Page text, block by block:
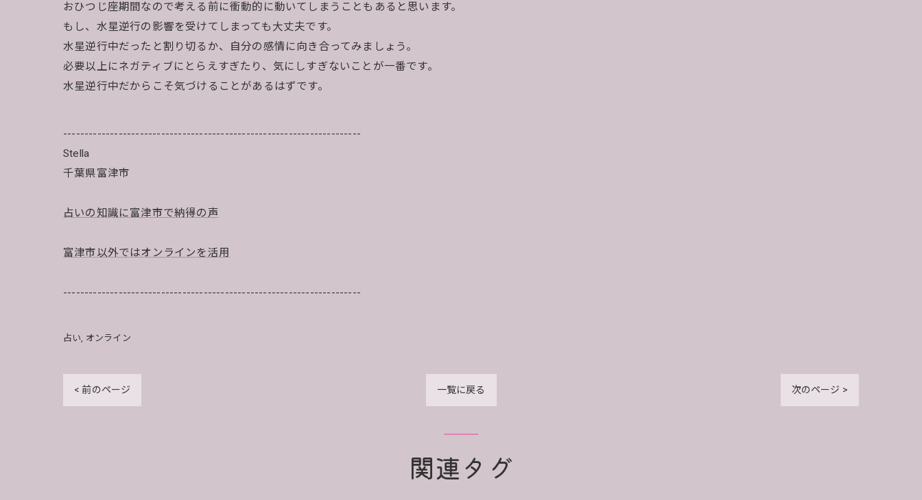
おひつじ座期間なので考える前に衝動的に動いてしまうこともあると思います。
もし、水星逆行の影響を受けてしまっても大丈夫です。
水星逆行中だったと割り切るか、自分の感情に向き合ってみましょう。
必要以上にネガティブにとらえすぎたり、気にしすぎないことが一番です。
水星逆行中だからこそ気づけることがあるはずです。
----------------------------------------------------------------------
Stella
千葉県富津市
占いの知識に富津市で納得の声
富津市以外ではオンラインを活用
----------------------------------------------------------------------
占い オンライン
< 前のページ 一覧に戻る 次のページ >
関連タグ